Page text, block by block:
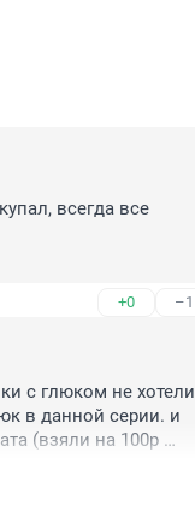
всегда все
+0 –1
с глюком не хотели
в данной серии. и
(взяли на 100р